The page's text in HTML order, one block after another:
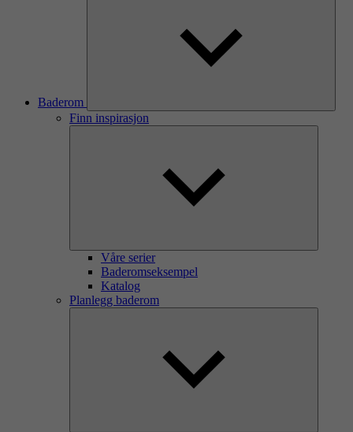
Baderom
Finn inspirasjon
Våre serier
Baderomseksempel
Katalog
Planlegg baderom